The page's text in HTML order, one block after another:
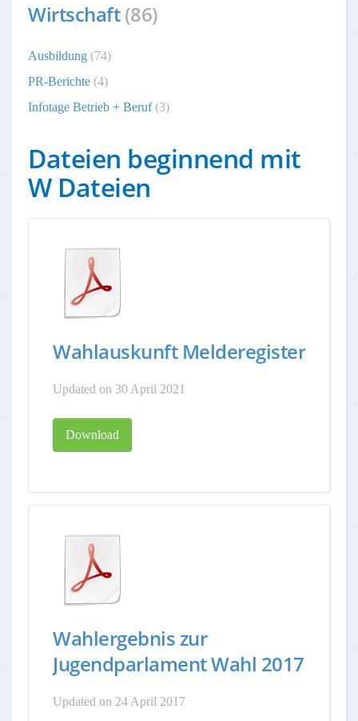
Wirtschaft (86)
Ausbildung (74)
PR-Berichte (4)
Infotage Betrieb + Beruf (3)
Dateien beginnend mit
W Dateien
Wahlauskunft Melderegister
Updated on 30 April 2021
Download
Wahlergebnis zur
Jugendparlament Wahl 2017
Updated on 24 April 2017